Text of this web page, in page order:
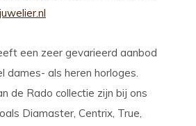
een zeer gevarieerd aanbod
dames- als heren horloges.
de Rado collectie zijn bij ons
Diamaster, Centrix, True,